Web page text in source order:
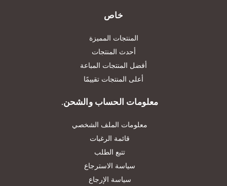
خاص
المنتجات المميزة
أحدث المنتجات
أفضل المنتجات المباعة
أعلى المنتجات تقييمًا
معلومات الحساب والشحن.
معلومات الملف الشخصي
قائمة الرغبات
تتبع الطلب
سياسة الاسترجاع
سياسة الإرجاع